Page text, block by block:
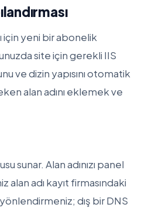
için yeni bir abonelik
site için gerekli IIS
ve dizin yapısını otomatik
alan adını eklemek ve
sunar. Alan adınızı panel
adı kayıt firmasındaki
yönlendirmeniz; dış bir DNS